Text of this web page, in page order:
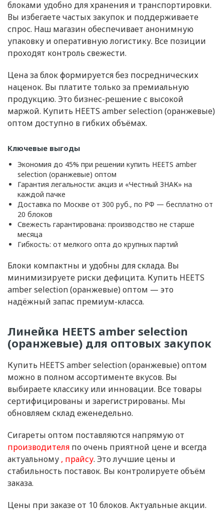
блоками удобно для хранения и транспортировки.
Вы избегаете частых закупок и поддерживаете
спрос. Наш магазин обеспечивает анонимную
упаковку и оперативную логистику. Все позиции
проходят контроль свежести.
Цена за блок формируется без посреднических
наценок. Вы платите только за премиальную
продукцию. Это бизнес-решение с высокой
маржой. Купить HEETS amber selection (оранжевые)
оптом доступно в гибких объёмах.
Ключевые выгоды
Экономия до 45% при решении купить HEETS amber
selection (оранжевые) оптом
Гарантия легальности: акциз и «Честный ЗНАК» на
каждой пачке
Доставка по Москве от 300 руб., по РФ — бесплатно от
20 блоков
Свежесть гарантирована: производство не старше
месяца
Гибкость: от мелкого опта до крупных партий
Блоки компактны и удобны для склада. Вы
минимизируете риски дефицита. Купить HEETS
amber selection (оранжевые) оптом — это
надёжный запас премиум-класса.
Линейка HEETS amber selection
(оранжевые) для оптовых закупок
Купить HEETS amber selection (оранжевые) оптом
можно в полном ассортименте вкусов. Вы
выбираете классику или инновации. Все товары
сертифицированы и зарегистрированы. Мы
обновляем склад еженедельно.
Сигареты оптом поставляются напрямую от
производителя по очень приятной цене и всегда
актуальному прайсу. Это лучшие цены и
стабильность поставок. Вы контролируете объём
заказа.
Цены при заказе от 10 блоков. Актуальные акции.